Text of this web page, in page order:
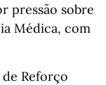
pressão sobre
Médica, com
Reforço